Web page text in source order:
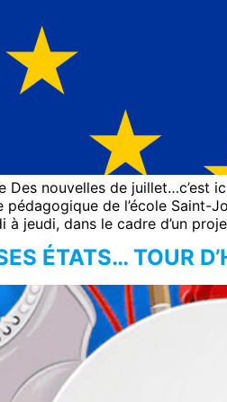
Des nouvelles de
pédagogique de l’école
jeudi, dans le cadre d’un
ÉTATS… TOUR